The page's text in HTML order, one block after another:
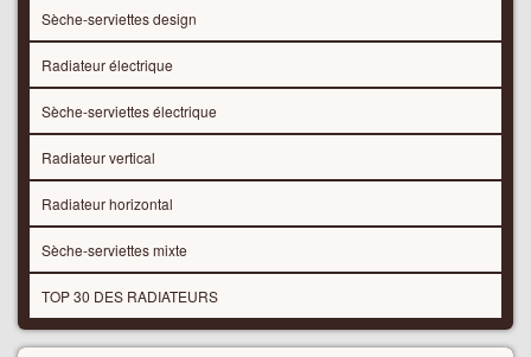
Sèche-serviettes design
Radiateur électrique
Sèche-serviettes électrique
Radiateur vertical
Radiateur horizontal
Sèche-serviettes mixte
TOP 30 DES RADIATEURS